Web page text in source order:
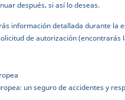
después, si así lo deseas.
información detallada durante la
de autorización (encontrarás
un seguro de accidentes y